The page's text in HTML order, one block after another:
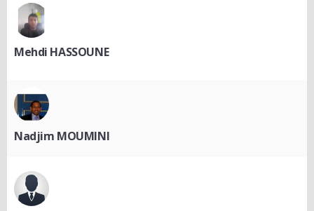
Mehdi HASSOUNE
Nadjim MOUMINI